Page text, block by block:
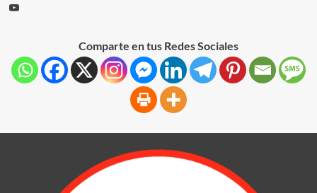
Comparte en tus Redes Sociales